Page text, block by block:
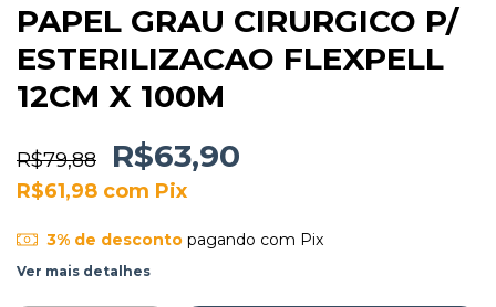
PAPEL GRAU CIRURGICO P/
ESTERILIZACAO FLEXPELL
12CM X 100M
R$79,88 R$63,90
R$61,98 com Pix
3% de descontopagando com Pix
Ver mais detalhes